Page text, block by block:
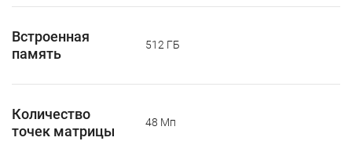
Встроенная
память
512 ГБ
Количество
точек матрицы
48 Мп